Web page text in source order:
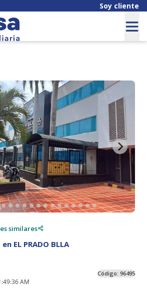
Soy cliente
similares
EL PRADO BLLA
AM
Código: 96495